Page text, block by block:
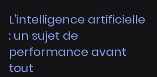
L'intelligence artificielle
: un sujet de
performance avant
tout